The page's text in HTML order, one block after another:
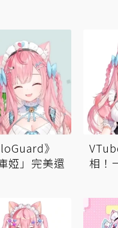
》
婭」完美還
相！